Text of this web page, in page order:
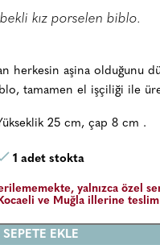
kız porselen biblo.
herkesin aşina olduğunu
tamamen el işçiliği ile
25 cm, çap 8 cm .
1 adet stokta
yalnızca özel
ve Muğla illerine
SEPETE EKLE